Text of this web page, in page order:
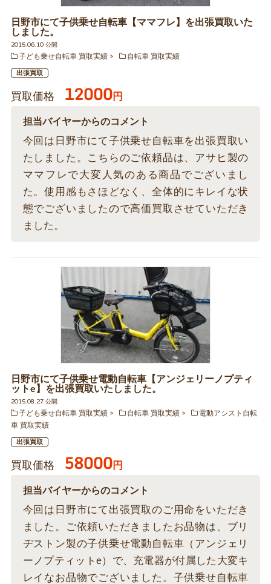
日野市にて子供乗せ自転車【ママフレ】を出張買取いた
しました。
2015.06.10 公開
子ども乗せ自転車 買取実績
自転車 買取実績
出張買取
買取価格 12000円
担当バイヤーからのコメント
今回は日野市にて子供乗せ自転車を出張買取い
たしました。こちらのご依頼品は、アサヒ製の
ママフレで大変人気のある商品でございまし
た。使用感もさほどなく、全体的にキレイな状
態でございましたので高価買取させていただき
ました。
日野市にて子供乗せ電動自転車【アンジェリーノプティ
ットe】を出張買取いたしました。
2015.08.27 公開
子ども乗せ自転車 買取実績
自転車 買取実績
電動アシスト自転
車 買取実績
出張買取
買取価格 58000円
担当バイヤーからのコメント
今回は日野市にて出張買取のご用命をいただき
ました。ご依頼いただきましたお品物は、ブリ
ヂストン製の子供乗せ電動自転車（アンジェリ
ーノプティットe）で、充電器が付属した大変キ
レイなお品物でございました。子供乗せ自転車